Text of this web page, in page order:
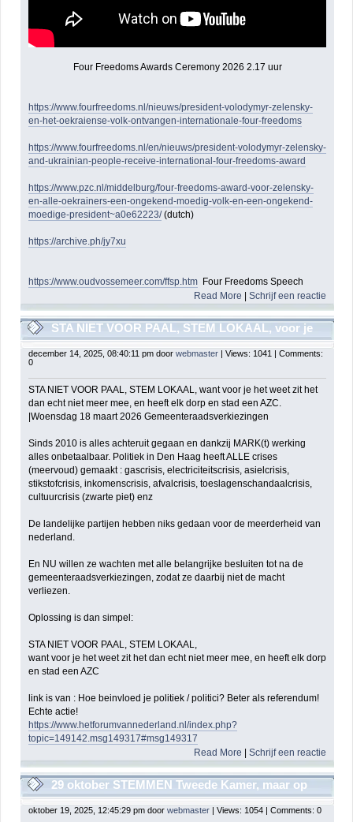
Four Freedoms Awards Ceremony 2026 2.17 uur
https://www.fourfreedoms.nl/nieuws/president-volodymyr-zelensky-
en-het-oekraiense-volk-ontvangen-internationale-four-freedoms
https://www.fourfreedoms.nl/en/nieuws/president-volodymyr-zelensky-
and-ukrainian-people-receive-international-four-freedoms-award
https://www.pzc.nl/middelburg/four-freedoms-award-voor-zelensky-
en-alle-oekrainers-een-ongekend-moedig-volk-en-een-ongekend-
moedige-president~a0e62223/(dutch)
https://archive.ph/jy7xu
https://www.oudvossemeer.com/ffsp.htmFour Freedoms Speech
Read More |Schrijf een reactie
STA NIET VOOR PAAL, STEM LOKAAL, voor je
het weet heeft elk dorp en stad een AZC
december 14, 2025, 08:40:11 pm door webmaster| Views: 1041 | Comments:
0
STA NIET VOOR PAAL, STEM LOKAAL, want voor je het weet zit het
dan echt niet meer mee, en heeft elk dorp en stad een AZC.
|Woensdag 18 maart 2026 Gemeenteraadsverkiezingen
Sinds 2010 is alles achteruit gegaan en dankzij MARK(t) werking
alles onbetaalbaar. Politiek in Den Haag heeft ALLE crises
(meervoud) gemaakt : gascrisis, electriciteitscrisis, asielcrisis,
stikstofcrisis, inkomenscrisis, afvalcrisis, toeslagenschandaalcrisis,
cultuurcrisis (zwarte piet) enz
De landelijke partijen hebben niks gedaan voor de meerderheid van
nederland.
En NU willen ze wachten met alle belangrijke besluiten tot na de
gemeenteraadsverkiezingen, zodat ze daarbij niet de macht
verliezen.
Oplossing is dan simpel:
STA NIET VOOR PAAL, STEM LOKAAL,
want voor je het weet zit het dan echt niet meer mee, en heeft elk dorp
en stad een AZC
link is van : Hoe beinvloed je politiek / politici? Beter als referendum!
Echte actie!
https://www.hetforumvannederland.nl/index.php?
topic=149142.msg149317#msg149317
Read More |Schrijf een reactie
29 oktober STEMMEN Tweede Kamer, maar op
wie en wat? Hier wat duidelijkheid
oktober 19, 2025, 12:45:29 pm door webmaster| Views: 1054 | Comments: 0